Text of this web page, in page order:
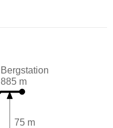
Bergstation
885 m
75 m